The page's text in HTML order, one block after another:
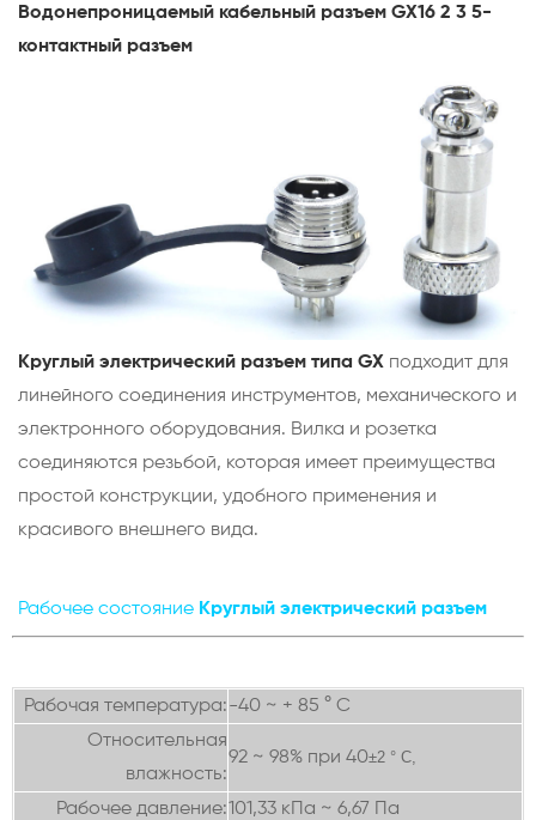
Водонепроницаемый кабельный разъем GX16 2 3 5-
контактный разъем
Круглый электрический разъем типа GX подходит для
линейного соединения инструментов, механического и
электронного оборудования. Вилка и розетка
соединяются резьбой, которая имеет преимущества
простой конструкции, удобного применения и
красивого внешнего вида.
Рабочее состояние Круглый электрический разъем
Рабочая температура:-40 ~ + 85 ° С
Относительная
влажность:
92 ~ 98% при 40±2 ° С,
Рабочее давление:101,33 кПа ~ 6,67 Па